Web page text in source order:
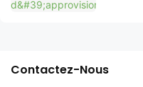
Contactez-Nous